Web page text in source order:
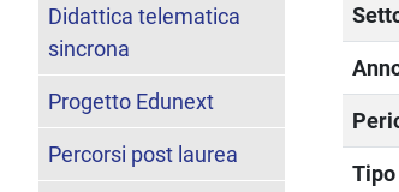
Didattica telematica
sincrona
Progetto Edunext
Percorsi post laurea